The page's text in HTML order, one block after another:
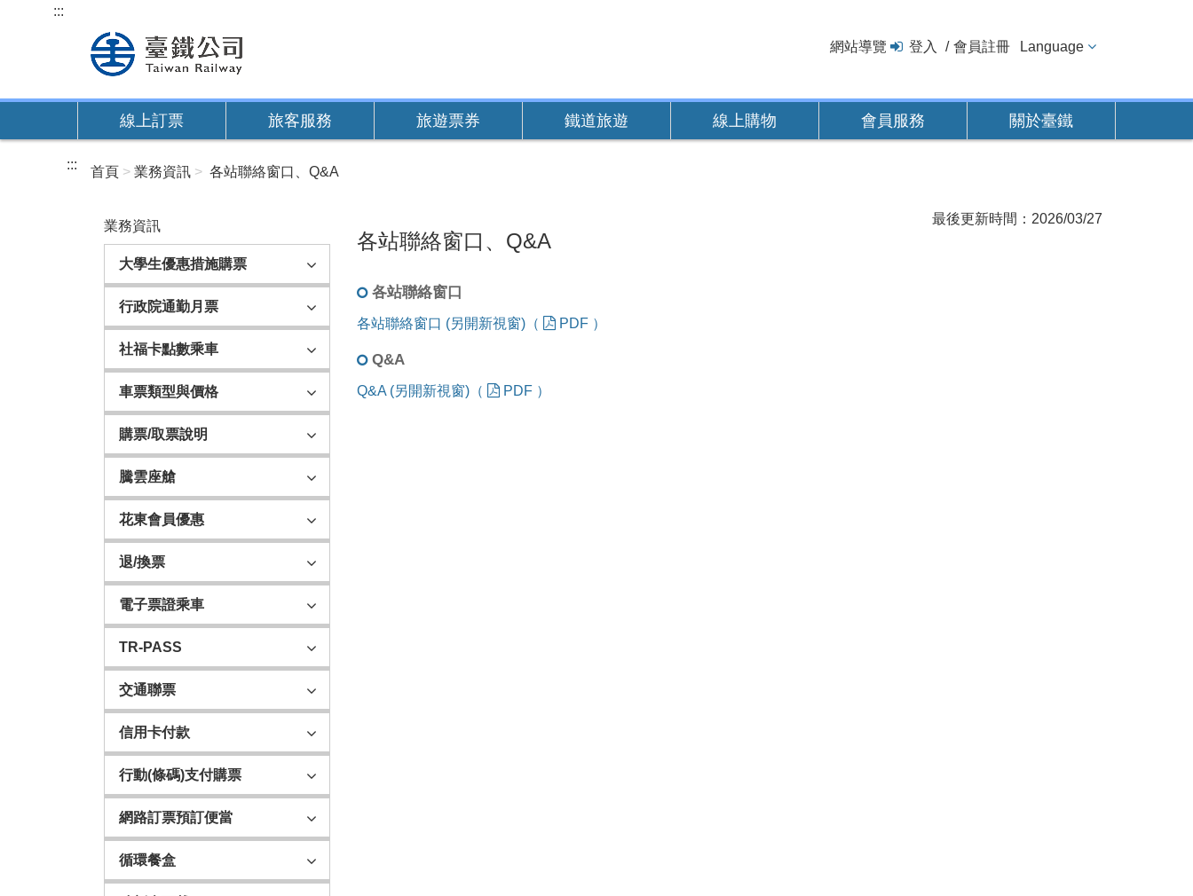
內
:::
網站導覽 登入 會員註冊 Language
線上訂票 旅客服務 旅遊票券 鐵道旅遊 線上購物 會員服務 關於臺鐵
::: 首頁 業務資訊 各站聯絡窗口、Q&A
業務資訊
大學生優惠措施購票
行政院通勤月票
社福卡點數乘車
車票類型與價格
購票/取票說明
騰雲座艙
花東會員優惠
退/換票
電子票證乘車
TR-PASS
交通聯票
信用卡付款
行動(條碼)支付購票
網路訂票預訂便當
循環餐盒
各站聯絡窗口、Q&A
最後更新時間：2026/03/27
各站聯絡窗口
各站聯絡窗口 (另開新視窗)（ PDF ）
Q&A
Q&A (另開新視窗)（ PDF ）